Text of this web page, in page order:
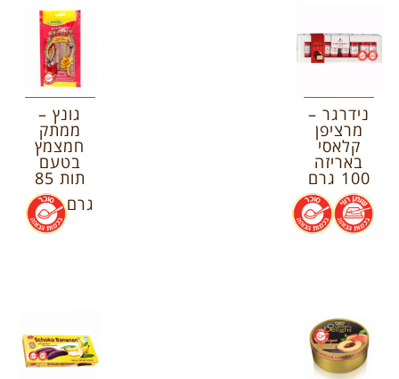
נידרגר –
מרציפן
קלאסי
באריזה
100 גרם
.
.
גונץ –
ממתק
חמצמץ
בטעם
תות 85
גרם
.